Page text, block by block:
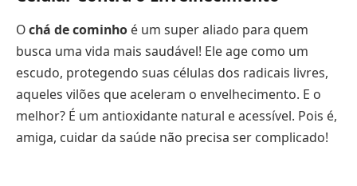
Ochá de cominho é um super aliado para quem
busca uma vida mais saudável! Ele age como um
escudo, protegendo suas células dos radicais livres,
aqueles vilões que aceleram o envelhecimento. E o
melhor? É um antioxidante natural e acessível. Pois é,
amiga, cuidar da saúde não precisa ser complicado!